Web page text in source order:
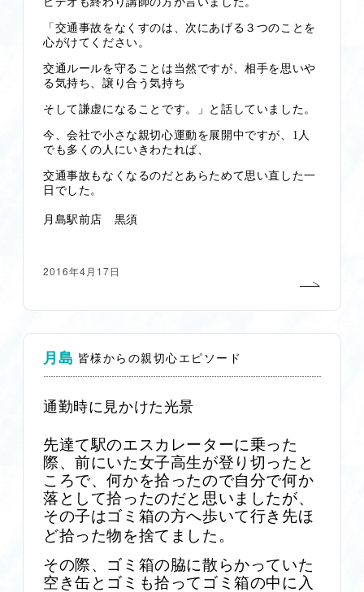
「交通事故をなくすのは、次にあげる３つのことを
心がけてください。
交通ルールを守ることは当然ですが、相手を思いや
る気持ち、譲り合う気持ち
そして謙虚になることです。」と話していました。
今、会社で小さな親切心運動を展開中ですが、 1 人
でも多くの人にいきわたれば、
交通事故もなくなるのだとあらためて思い直した一
日でした。
月島駅前店 黒須
2016年4月17日
月島 皆様からの親切心エピソード
通勤時に見かけた光景
先達て駅のエスカレーターに乗った
際、前にいた女子高生が登り切ったと
ころで、何かを拾ったので自分で何か
落として拾ったのだと思いましたが、
その子はゴミ箱の方へ歩いて行き先ほ
ど拾った物を捨てました。
その際、ゴミ箱の脇に散らかっていた
空き缶とゴミも拾ってゴミ箱の中に入